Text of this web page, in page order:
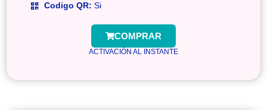
Codigo QR: Si
COMPRAR
ACTIVACIÓN AL INSTANTE